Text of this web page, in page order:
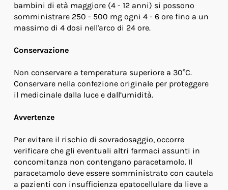
bambini di età maggiore (4 - 12 anni) si possono
somministrare 250 - 500 mg ogni 4 - 6 ore fino a un
massimo di 4 dosi nell'arco di 24 ore.
Conservazione
Non conservare a temperatura superiore a 30°C.
Conservare nella confezione originale per proteggere
il medicinale dalla luce e dall’umidità.
Avvertenze
Per evitare il rischio di sovradosaggio, occorre
verificare che gli eventuali altri farmaci assunti in
concomitanza non contengano paracetamolo. Il
paracetamolo deve essere somministrato con cautela
a pazienti con insufficienza epatocellulare da lieve a